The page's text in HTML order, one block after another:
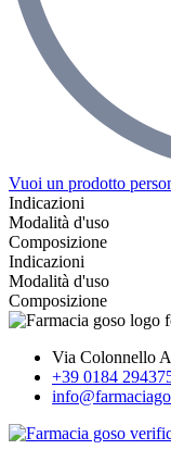
Vuoi un prodotto
Indicazioni
Modalità d'uso
Composizione
Indicazioni
Modalità d'uso
Composizione
Via Colonnello
+39 0184